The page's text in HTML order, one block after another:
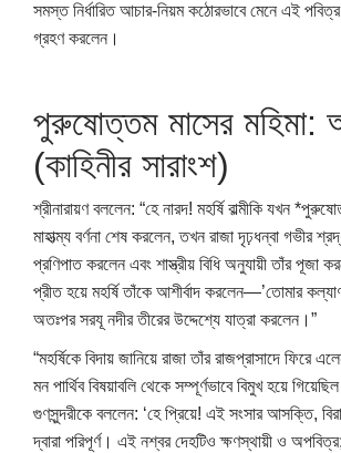
সমস্ত নির্ধারিত আচার-নিয়ম কঠোরভাবে মেনে এই
গ্রহণ করলেন।
পুরুষোত্তম মাসের মহিমা:
(কাহিনীর সারাংশ)
শ্রীনারায়ণ বললেন: “হে নারদ! মহর্ষি বাল্মীকি যখন
মাহাত্ম্য বর্ণনা শেষ করলেন, তখন রাজা দৃঢ়ধন্বা গভীর
প্রণিপাত করলেন এবং শাস্ত্রীয় বিধি অনুযায়ী তাঁর পূজা
প্রীত হয়ে মহর্ষি তাঁকে আশীর্বাদ করলেন—’তোমার
অতঃপর সরযূ নদীর তীরের উদ্দেশ্যে যাত্রা করলেন।”
“মহর্ষিকে বিদায় জানিয়ে রাজা তাঁর রাজপ্রাসাদে ফিরে
মন পার্থিব বিষয়াবলি থেকে সম্পূর্ণভাবে বিমুখ হয়ে
গুণসুন্দরীকে বললেন: ‘হে প্রিয়ে! এই সংসার আসক্তি,
দ্বারা পরিপূর্ণ। এই নশ্বর দেহটিও ক্ষণস্থায়ী ও